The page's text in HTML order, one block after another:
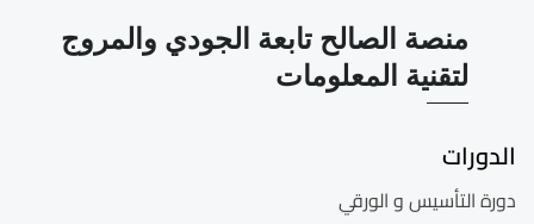
منصة الصالح تابعة الجودي والمروج
لتقنية المعلومات
الدورات
دورة التأسيس و الورقي